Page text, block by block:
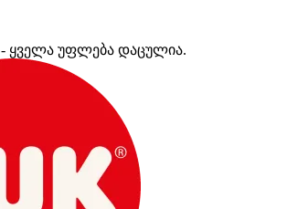
- ყველა უფლება დაცულია.